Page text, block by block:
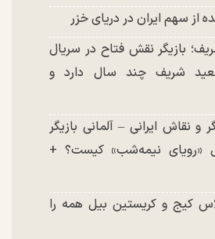
از سهم ایران در دریای خزر
بازیگر نقش فتاح در سریال
شریف چند سال دارد و
و نقاش ایرانی – آلمانی بازیگر
«رویای نیمه‌شب» کیست؟ +
کیج و کریستین بیل همه را